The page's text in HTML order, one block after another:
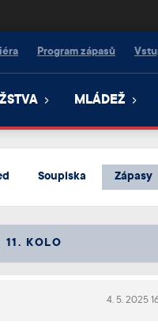
Program zápasů
MLÁDEŽ
Soupiska Zápasy
11. KOLO
4. 5. 2025